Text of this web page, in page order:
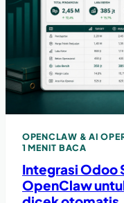
OPENCLAW & AI
1 MENIT BACA
Integrasi Odoo
OpenClaw